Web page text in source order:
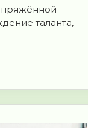
таланта,